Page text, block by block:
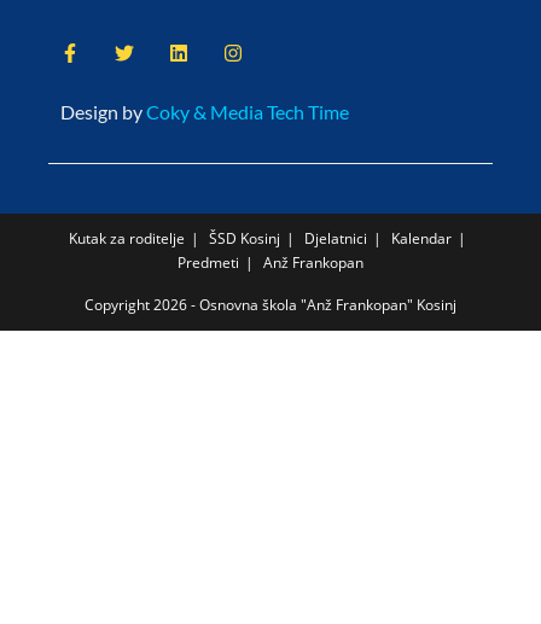
Design byCoky & Media Tech Time
Kutak za roditelje ŠSD Kosinj Djelatnici
Kalendar
Predmeti
Anž Frankopan
Copyright 2026 - Osnovna škola "Anž Frankopan" Kosinj